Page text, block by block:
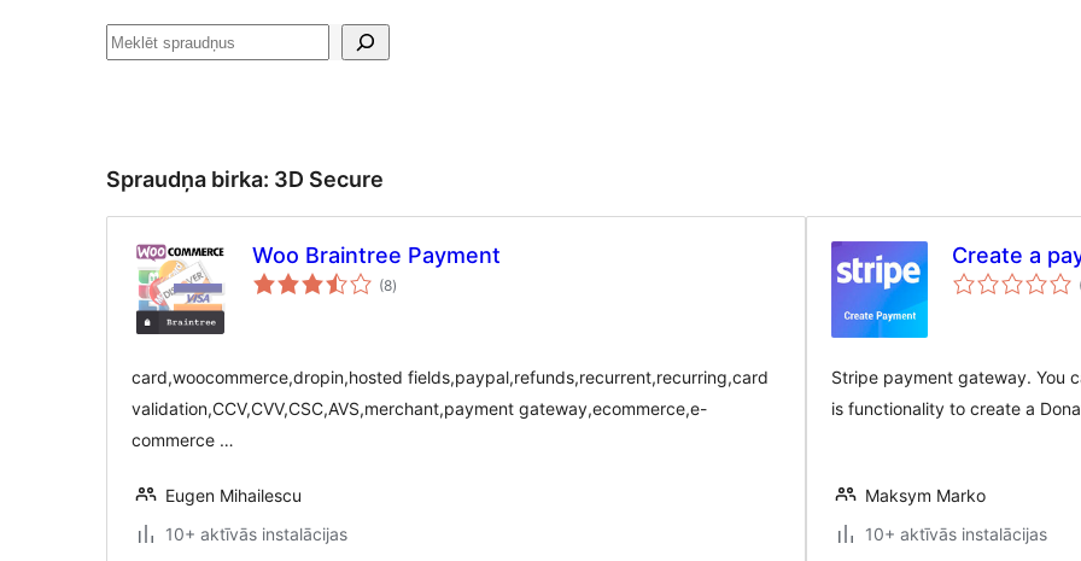
Meklēt
Spraudņa birka: 3D Secure
Woo Braintree Payment
(8vērtējumu
kopsumma
)
card,woocommerce,dropin,hosted fields,paypal,refunds,recurrent,recurring,card
validation,CCV,CVV,CSC,AVS,merchant,payment gateway,ecommerce,e-
commerce …
Eugen Mihailescu
10+ aktīvās instalācijas
Create a
Stripe payment gateway. You
is functionality to create a
Maksym Marko
10+ aktīvās instalācijas